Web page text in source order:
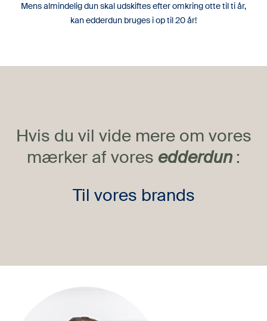
Mens almindelig dun skal udskiftes efter omkring otte til ti år,
kan edderdun bruges i op til 20 år!
Hvis du vil vide mere om vores
mærker af vores edderdun:
Til vores brands